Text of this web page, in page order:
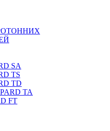
SA
TS
TD
TA
FT